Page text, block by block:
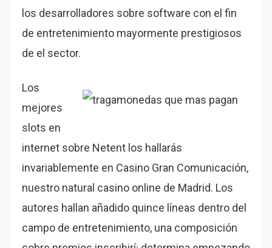
los desarrolladores sobre software con el fin
de entretenimiento mayormente prestigiosos
de el sector.
Los
mejores
slots en
internet sobre Netent los hallarás
invariablemente en Casino Gran Comunicación,
nuestro natural casino online de Madrid. Los
autores hallan añadido quince líneas dentro del
campo de entretenimiento, una composición